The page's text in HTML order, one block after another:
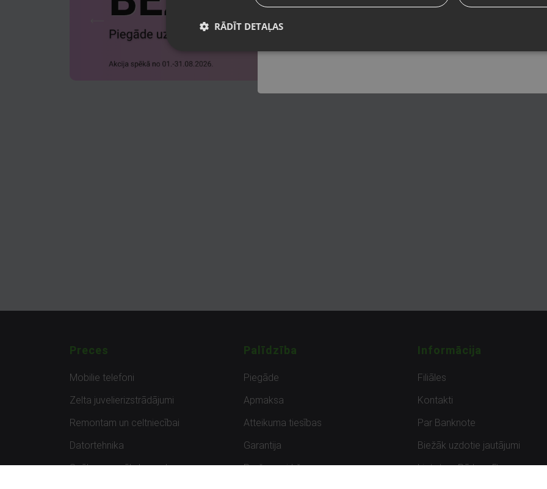
Preces
Mobilie telefoni
Zelta juvelierizstrādājumi
Remontam un celtniecībai
Datortehnika
Spēles un spēļu konsoles
Palīdzība
Piegāde
Apmaksa
Atteikuma tiesības
Garantija
Preču uzpirkšana
Informācija
Filiāles
Kontakti
Par Banknote
Biežāk uzdotie jautājumi
Lietots – Pārbaudīts
RĀDĪT DETAĻAS